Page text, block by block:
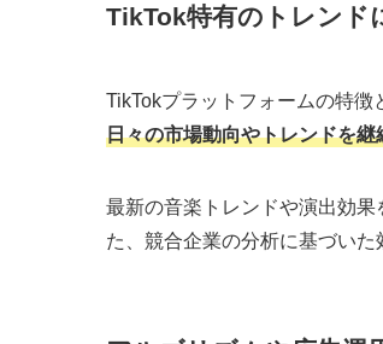
しかし、効果的な運用を実現